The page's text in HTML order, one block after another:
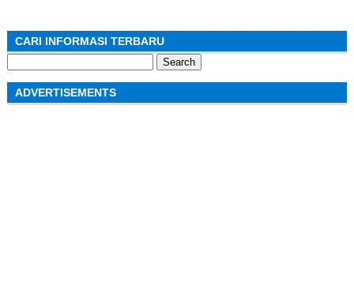
CARI INFORMASI TERBARU
for:
ADVERTISEMENTS